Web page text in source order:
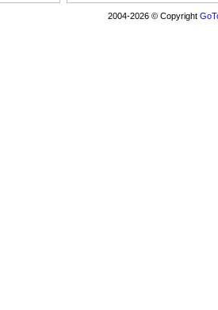
2004-2026 © Copyright